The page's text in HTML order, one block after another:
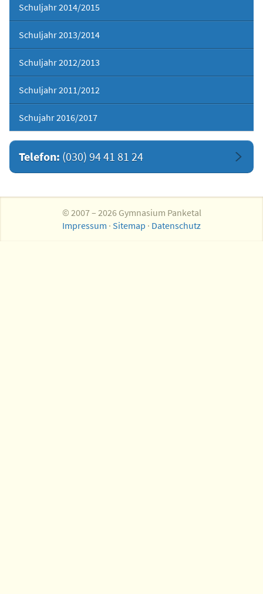
Schuljahr 2014/2015
Schuljahr 2013/2014
Schuljahr 2012/2013
Schuljahr 2011/2012
Schujahr 2016/2017
Telefon: (030) 94 41 81 24
© 2007 – 2026 Gymnasium Panketal
Impressum · Sitemap · Datenschutz